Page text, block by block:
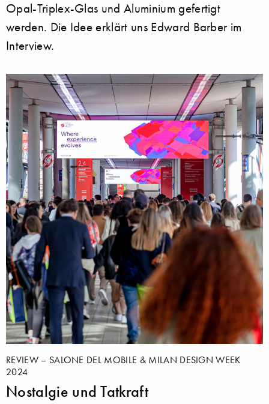
Opal-Triplex-Glas und Aluminium gefertigt
werden. Die Idee erklärt uns Edward Barber im
Interview.
REVIEW – SALONE DEL MOBILE & MILAN DESIGN WEEK
2024
Nostalgie und Tatkraft